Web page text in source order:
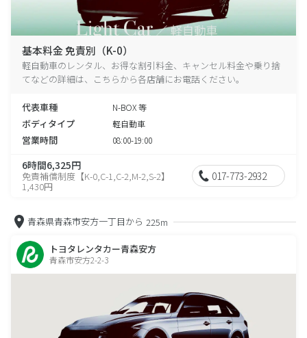
基本料金 免責別（K-0）
軽自動車のレンタル、お得な割引料金、キャンセル料金や乗り捨
てなどの詳細は、こちらから各店舗にお電話ください。
代表車種 N-BOX 等
ボディタイプ 軽自動車
営業時間 08:00-19:00
6時間6,325円
免責補償制度【K-0,C-1,C-2,M-2,S-2】
1,430円
017-773-2932
青森県青森市安方一丁目から 225m
トヨタレンタカー青森安方
青森市安方2-2-3